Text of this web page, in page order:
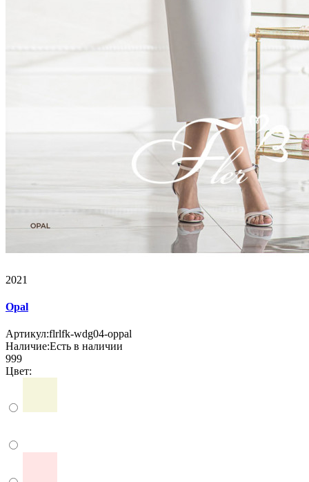
2021
Opal
Артикул:flrlfk-wdg04-oppal
Наличие:Есть в наличии
999
Цвет: